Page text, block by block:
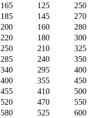
165 125
250
185 145
270
200 160
280
220 180
300
250 210
325
285 240
350
340 295
400
400 355
450
455 410
500
520 470
550
580 525
600